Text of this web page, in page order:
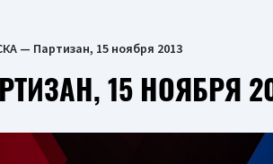
— Партизан, 15 ноября 2013
15 НОЯБРЯ